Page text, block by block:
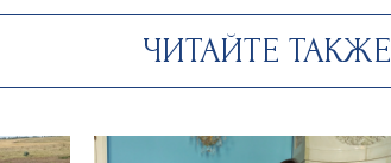
ЧИТАЙТЕ ТАКЖЕ